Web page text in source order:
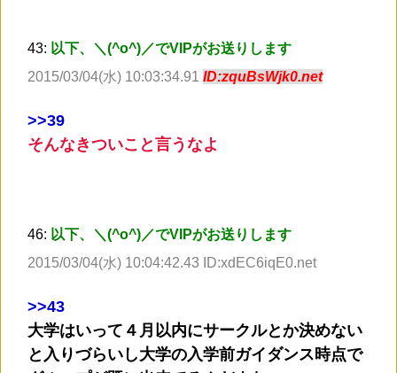
43: 以下、＼(^o^)／でVIPがお送りします
2015/03/04(水) 10:03:34.91 ID:zquBsWjk0.net
>>39
そんなきついこと言うなよ
46: 以下、＼(^o^)／でVIPがお送りします
2015/03/04(水) 10:04:42.43 ID:xdEC6iqE0.net
>>43
大学はいって４月以内にサークルとか決めない
と入りづらいし大学の入学前ガイダンス時点で